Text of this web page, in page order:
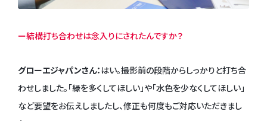
ー結構打ち合わせは念入りにされたんですか？
グローエジャパンさん：はい。撮影前の段階からしっかりと打ち合
わせしました。「緑を多くしてほしい」や「水色を少なくしてほしい」
など要望をお伝えしましたし、修正も何度もご対応いただきまし